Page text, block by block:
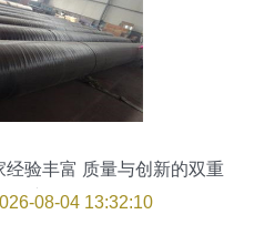
验丰富 质量与创新的双重
保障08-04 13:32:10